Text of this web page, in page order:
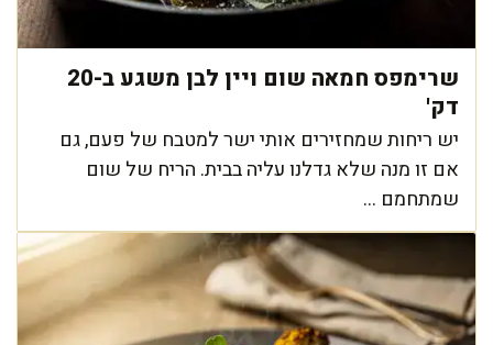
שרימפס חמאה שום ויין לבן משגע ב-20
דק'
יש ריחות שמחזירים אותי ישר למטבח של פעם, גם
אם זו מנה שלא גדלנו עליה בבית. הריח של שום
שמתחמם ...